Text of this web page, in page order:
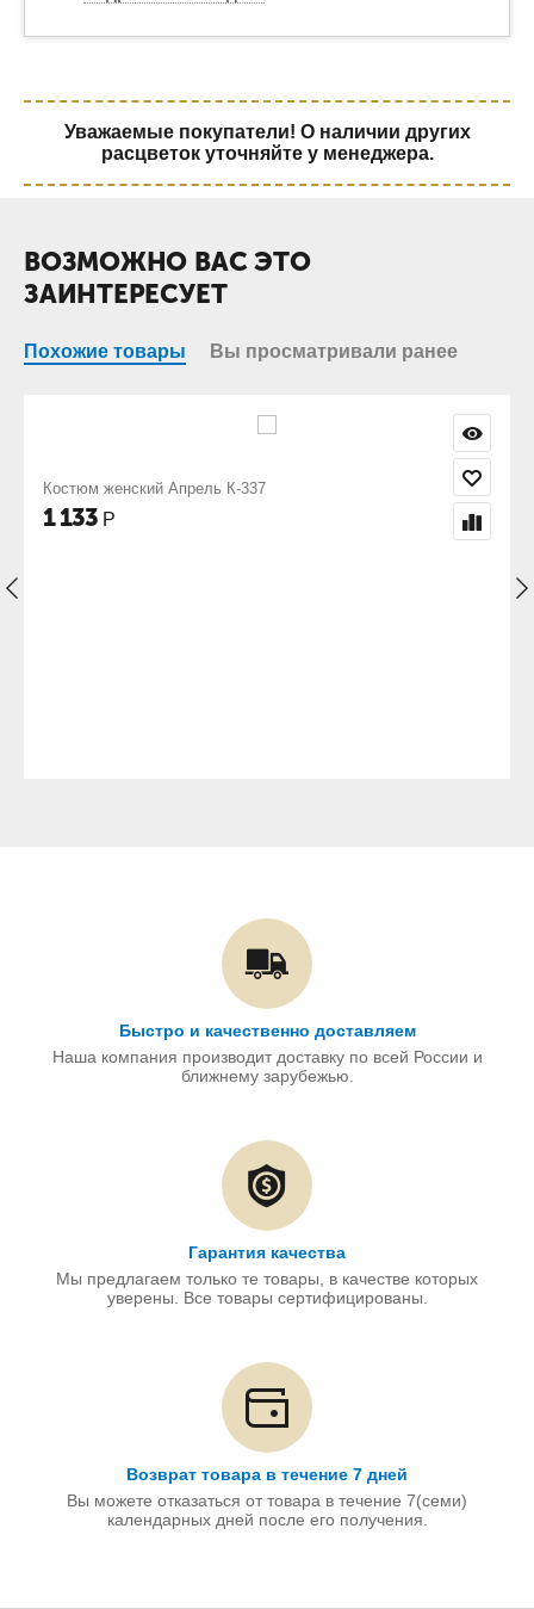
Уважаемые покупатели! О наличии других
расцветок уточняйте у менеджера.
ВОЗМОЖНО ВАС ЭТО
ЗАИНТЕРЕСУЕТ
Похожие товары Вы просматривали ранее
Пижама женская Алена
Быстро и качественно доставляем
Наша компания производит доставку по всей России и
ближнему зарубежью.
Гарантия качества
Мы предлагаем только те товары, в качестве которых
уверены. Все товары сертифицированы.
Возврат товара в течение 7 дней
Вы можете отказаться от товара в течение 7(семи)
календарных дней после его получения.